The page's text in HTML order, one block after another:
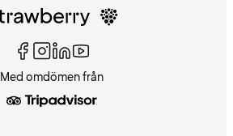
Med omdömen från